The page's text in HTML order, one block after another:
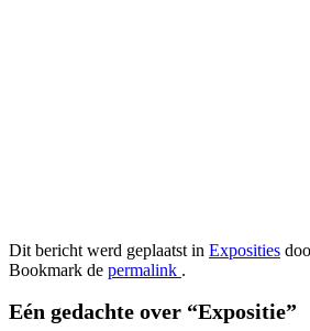
Dit bericht werd geplaatst in Exposities
Bookmark de permalink .
Eén gedachte over “Expositie”